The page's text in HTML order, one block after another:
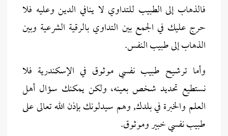
فالذهاب إلى الطبيب للتداوي لا ينافي الدين وعليه فلا
حرج عليك في الجمع بين التداوي بالرقية الشرعية وبين
الذهاب إلى طبيب النفس.
وأما ترشيح طبيب نفسي موثوق في الإسكندرية فلا
نستطيع تحديد شخص بعينه، ولكن يمكنك سؤال أهل
العلم والخبرة في بلدك, وهم سيدلونك بإذن الله تعالى على
طبيب نفسي خبير وموثوق.